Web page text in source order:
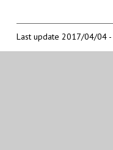
Last update 2017/04/04 -